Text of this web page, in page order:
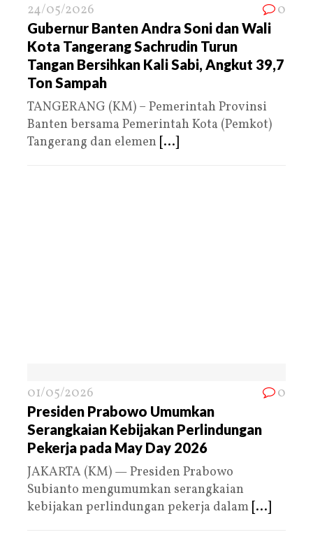
24/05/2026 0
Gubernur Banten Andra Soni dan Wali
Kota Tangerang Sachrudin Turun
Tangan Bersihkan Kali Sabi, Angkut 39,7
Ton Sampah
TANGERANG (KM) – Pemerintah Provinsi
Banten bersama Pemerintah Kota (Pemkot)
Tangerang dan elemen [...]
01/05/2026 0
Presiden Prabowo Umumkan
Serangkaian Kebijakan Perlindungan
Pekerja pada May Day 2026
JAKARTA (KM) — Presiden Prabowo
Subianto mengumumkan serangkaian
kebijakan perlindungan pekerja dalam [...]